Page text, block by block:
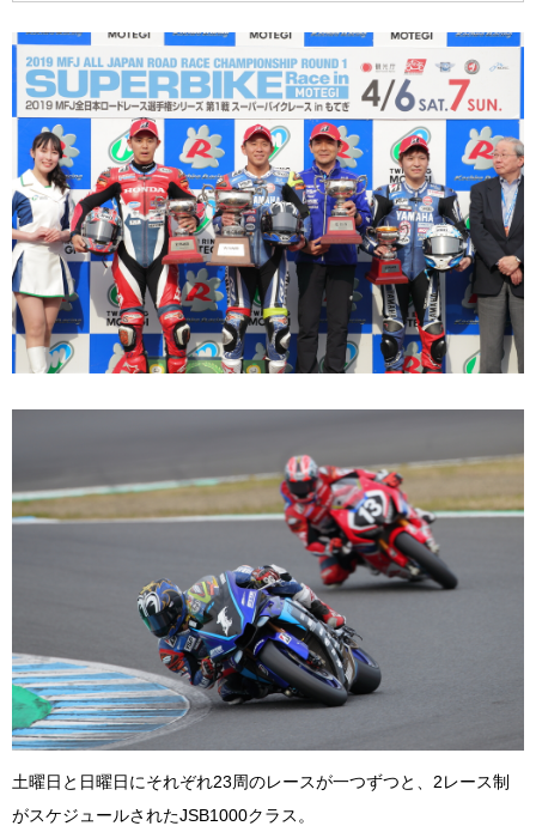
土曜日と日曜日にそれぞれ23周のレースが一つずつと、2レース制
がスケジュールされたJSB1000クラス。